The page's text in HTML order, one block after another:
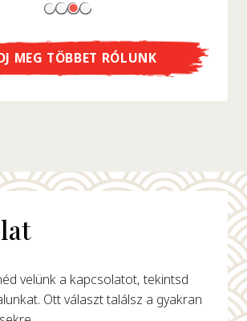
MEG TÖBBET RÓLUNK
velünk a kapcsolatot, tekintsd
Ott választ találsz a gyakran